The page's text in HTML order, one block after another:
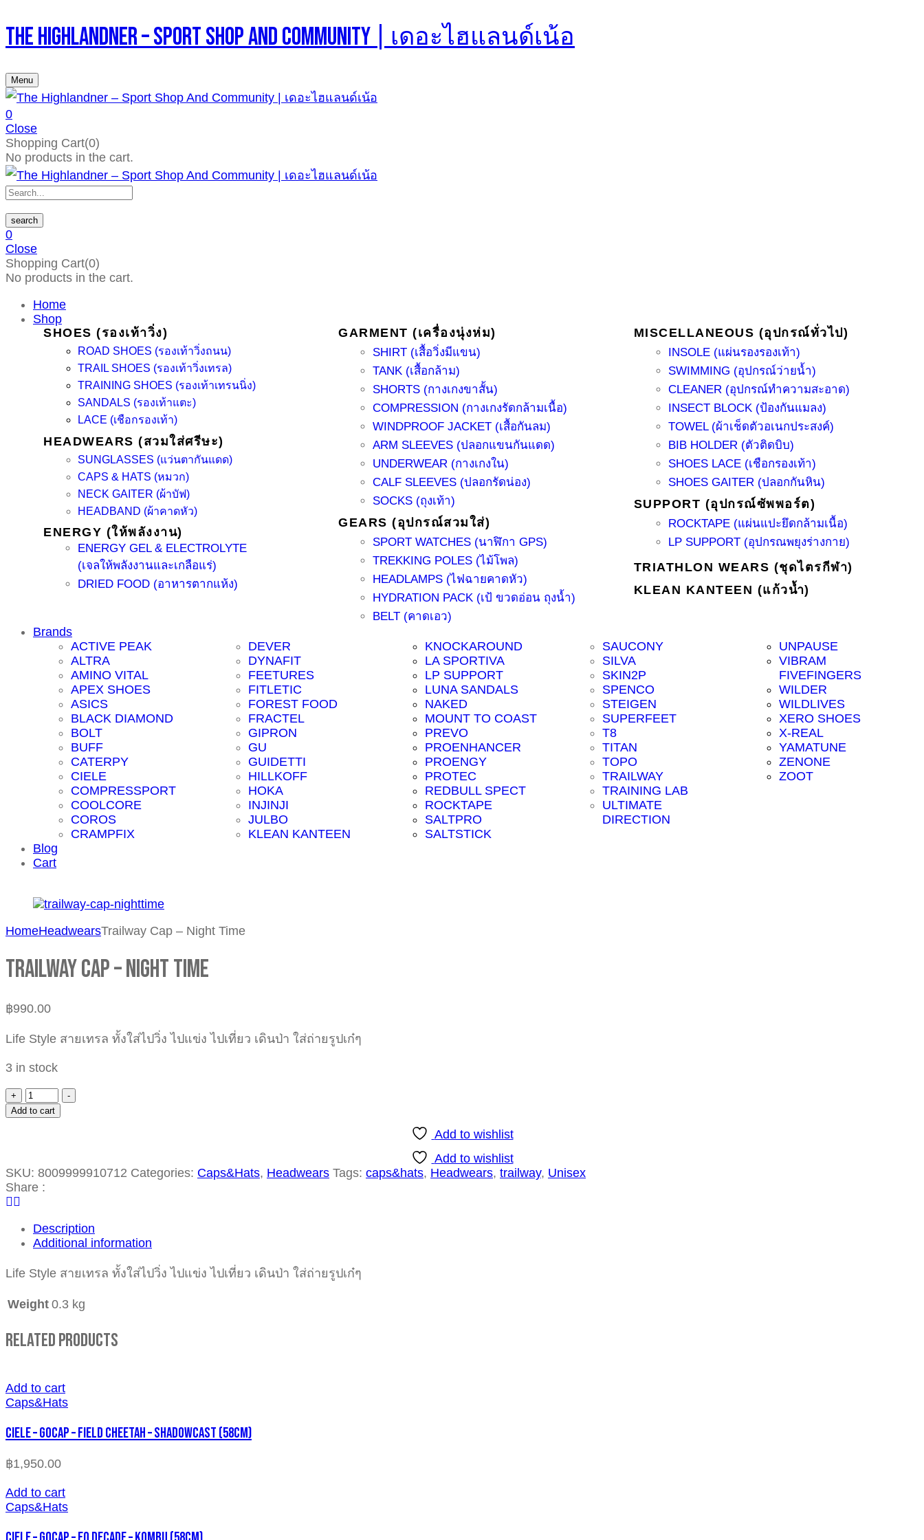
The Highlandner – Sport Shop And Community | เดอะไฮแลนด์เน้อ
Menu
0
Close
Shopping Cart(0)
No products in the cart.
search
0
Close
Shopping Cart(0)
No products in the cart.
Home
Shop
SHOES (รองเท้าวิ่ง)
ROAD SHOES (รองเท้าวิ่งถนน)
TRAIL SHOES (รองเท้าวิ่งเทรล)
TRAINING SHOES (รองเท้าเทรนนิ่ง)
SANDALS (รองเท้าแตะ)
LACE (เชือกรองเท้า)
HEADWEARS (สวมใส่ศรีษะ)
SUNGLASSES (แว่นตากันแดด)
CAPS & HATS (หมวก)
NECK GAITER (ผ้าบัฟ)
HEADBAND (ผ้าคาดหัว)
ENERGY (ให้พลังงาน)
ENERGY GEL & ELECTROLYTE
(เจลให้พลังงานและเกลือแร่)
DRIED FOOD (อาหารตากแห้ง)
GARMENT (เครื่องนุ่งห่ม)
SHIRT (เสื้อวิ่งมีแขน)
TANK (เสื้อกล้าม)
SHORTS (กางเกงขาสั้น)
COMPRESSION (กางเกงรัดกล้ามเนื้อ)
WINDPROOF JACKET (เสื้อกันลม)
ARM SLEEVES (ปลอกแขนกันแดด)
UNDERWEAR (กางเกงใน)
CALF SLEEVES (ปลอกรัดน่อง)
SOCKS (ถุงเท้า)
GEARS (อุปกรณ์สวมใส่)
SPORT WATCHES (นาฬิกา GPS)
TREKKING POLES (ไม้โพล)
HEADLAMPS (ไฟฉายคาดหัว)
HYDRATION PACK (เป้ ขวดอ่อน ถุงน้ำ)
BELT (คาดเอว)
MISCELLANEOUS (อุปกรณ์ทั่วไป)
INSOLE (แผ่นรองรองเท้า)
SWIMMING (อุปกรณ์ว่ายน้ำ)
CLEANER (อุปกรณ์ทำความสะอาด)
INSECT BLOCK (ป้องกันแมลง)
TOWEL (ผ้าเช็ดตัวอเนกประสงค์)
BIB HOLDER (ตัวติดบิบ)
SHOES LACE (เชือกรองเท้า)
SHOES GAITER (ปลอกกันหิน)
SUPPORT (อุปกรณ์ซัพพอร์ต)
ROCKTAPE (แผ่นแปะยึดกล้ามเนื้อ)
LP SUPPORT (อุปกรณพยุงร่างกาย)
TRIATHLON WEARS (ชุดไตรกีฬา)
KLEAN KANTEEN (แก้วน้ำ)
Brands
ACTIVE PEAK
ALTRA
AMINO VITAL
APEX SHOES
ASICS
BLACK DIAMOND
BOLT
BUFF
CATERPY
CIELE
COMPRESSPORT
COOLCORE
COROS
CRAMPFIX
DEVER
DYNAFIT
FEETURES
FITLETIC
FOREST FOOD
FRACTEL
GIPRON
GU
GUIDETTI
HILLKOFF
HOKA
INJINJI
JULBO
KLEAN KANTEEN
KNOCKAROUND
LA SPORTIVA
LP SUPPORT
LUNA SANDALS
NAKED
MOUNT TO COAST
PREVO
PROENHANCER
PROENGY
PROTEC
REDBULL SPECT
ROCKTAPE
SALTPRO
SALTSTICK
SAUCONY
SILVA
SKIN2P
SPENCO
STEIGEN
SUPERFEET
T8
TITAN
TOPO
TRAILWAY
TRAINING LAB
ULTIMATE
DIRECTION
UNPAUSE
VIBRAM
FIVEFINGERS
WILDER
WILDLIVES
XERO SHOES
X-REAL
YAMATUNE
ZENONE
ZOOT
Blog
Cart
HomeHeadwearsTrailway Cap – Night Time
Trailway Cap – Night Time
฿990.00
Life Style สายเทรล ทั้งใส่ไปวิ่ง ไปแข่ง ไปเที่ยว เดินป่า ใส่ถ่ายรูปเก๋ๆ
3 in stock
+
-
Add to cart
Add to wishlist
Add to wishlist
SKU: 8009999910712 Categories: Caps&Hats, Headwears Tags: caps&hats, Headwears, trailway, Unisex
Share :
Description
Additional information
Life Style สายเทรล ทั้งใส่ไปวิ่ง ไปแข่ง ไปเที่ยว เดินป่า ใส่ถ่ายรูปเก๋ๆ
Weight 0.3 kg
Related Products
Add to cart
Caps&Hats
CIELE – GOCAP – FIELD CHEETAH – SHADOWCAST (58cm)
฿1,950.00
Add to cart
Caps&Hats